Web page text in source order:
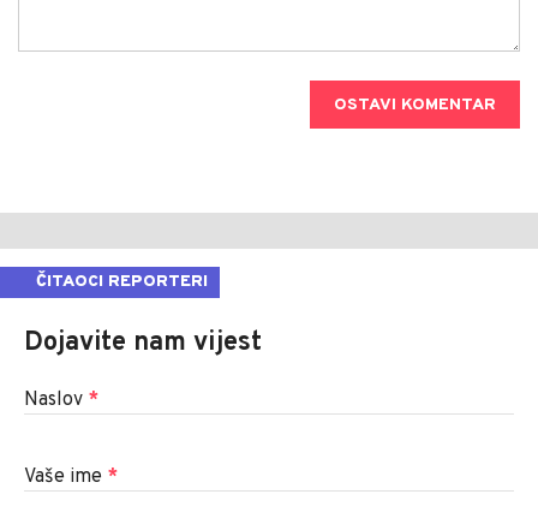
OSTAVI KOMENTAR
ČITAOCI REPORTERI
Dojavite nam vijest
Naslov *
Vaše ime *